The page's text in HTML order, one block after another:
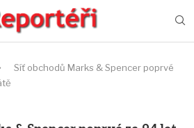
Síť obchodů Marks & Spencer poprvé